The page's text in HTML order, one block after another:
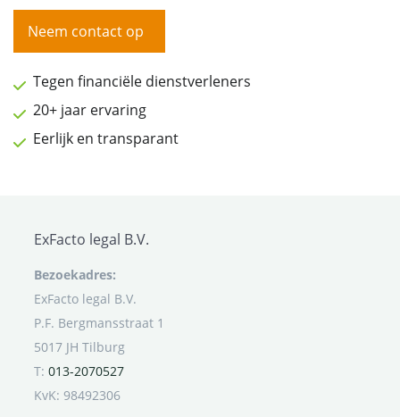
Neem contact op
Tegen financiële dienstverleners
20+ jaar ervaring
Eerlijk en transparant
ExFacto legal B.V.
Bezoekadres:
ExFacto legal B.V.
P.F. Bergmansstraat 1
5017 JH Tilburg
T: 013-2070527
KvK: 98492306